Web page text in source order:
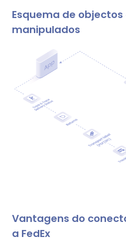
Esquema de
manipulados
Vantagens do
a FedEx